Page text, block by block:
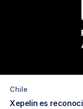
Chile
Xepelin es